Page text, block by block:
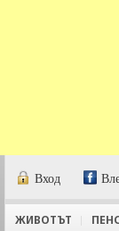
Вход
ЖИВОТЪТ